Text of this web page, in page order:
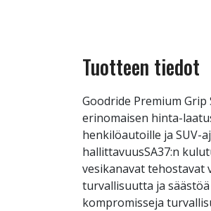
Tuotteen tiedot
Goodride Premium
erinomaisen hinta-
henkilöautoille ja SUV-
hallittavuusSA37:n
vesikanavat tehostavat
turvallisuutta ja
kompromisseja